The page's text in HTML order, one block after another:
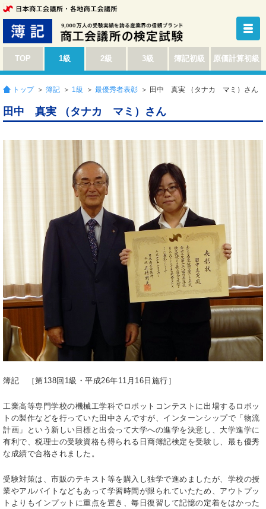
TOP 1級 2級 3級 簿記初級 原価計算初級
トップ ＞ 簿記 ＞ 1級 ＞ 最優秀者表彰 ＞ 田中 真実 （タナカ マミ）さん
田中 真実 （タナカ マミ）さん
簿記 ［第138回1級・平成26年11月16日施行］
工業高等専門学校の機械工学科でロボットコンテストに出場するロボッ
トの製作などを行っていた田中さんですが、インターンシップで「物流
計画」という新しい目標と出会って大学への進学を決意し、大学進学に
有利で、税理士の受験資格も得られる日商簿記検定を受験し、最も優秀
な成績で合格されました。
受験対策は、市販のテキスト等を購入し独学で進めましたが、学校の授
業やアルバイトなどもあって学習時間が限られていたため、アウトプッ
トよりもインプットに重点を置き、毎日復習して記憶の定着をはかった